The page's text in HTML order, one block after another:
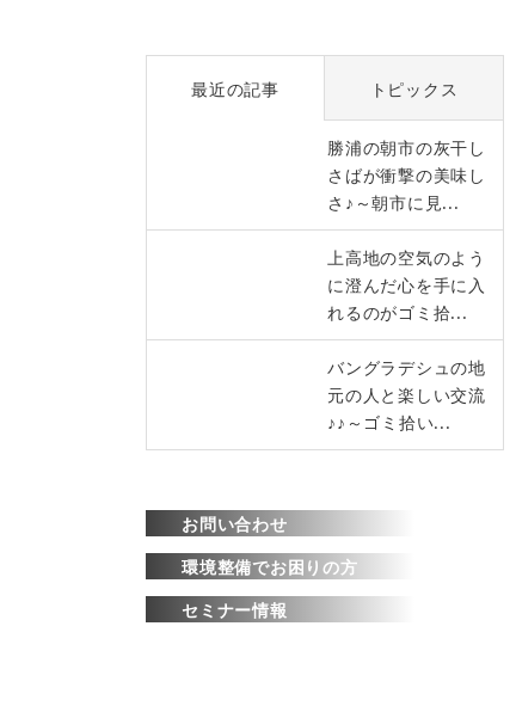
最近の記事 トピックス
勝浦の朝市の灰干し
さばが衝撃の美味し
さ♪～朝市に見...
上高地の空気のよう
に澄んだ心を手に入
れるのがゴミ拾...
バングラデシュの地
元の人と楽しい交流
♪♪～ゴミ拾い...
お問い合わせ
環境整備でお困りの方
セミナー情報